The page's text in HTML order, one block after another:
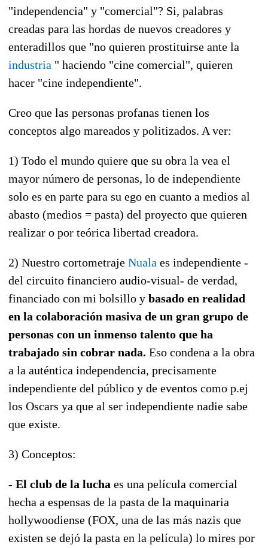
"independencia" y "comercial"? Si, palabras
creadas para las hordas de nuevos creadores y
enteradillos que "no quieren prostituirse ante la
industria " haciendo "cine comercial", quieren
hacer "cine independiente".
Creo que las personas profanas tienen los
conceptos algo mareados y politizados. A ver:
1) Todo el mundo quiere que su obra la vea el
mayor número de personas, lo de independiente
solo es en parte para su ego en cuanto a medios al
abasto (medios = pasta) del proyecto que quieren
realizar o por teórica libertad creadora.
2) Nuestro cortometraje Nuala es independiente -
del circuito financiero audio-visual- de verdad,
financiado con mi bolsillo y basado en realidad
en la colaboración masiva de un gran grupo de
personas con un inmenso talento que ha
trabajado sin cobrar nada. Eso condena a la obra
a la auténtica independencia, precisamente
independiente del público y de eventos como p.ej
los Oscars ya que al ser independiente nadie sabe
que existe.
3) Conceptos:
- El club de la lucha es una película comercial
hecha a espensas de la pasta de la maquinaria
hollywoodiense (FOX, una de las más nazis que
existen se dejó la pasta en la película) lo mires por